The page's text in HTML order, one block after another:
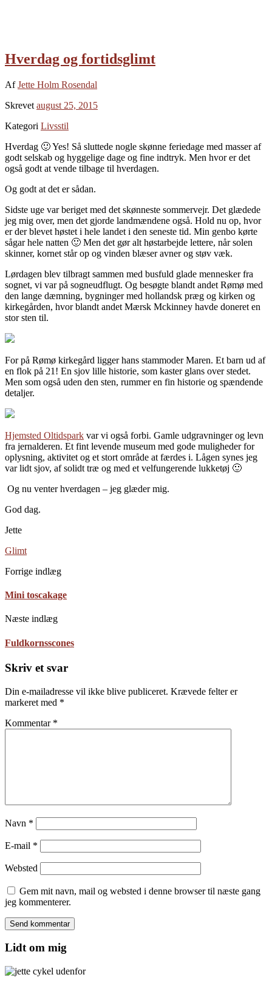
Hverdag og fortidsglimt
AfJette Holm Rosendal
Skrevet august 25, 2015
Kategori Livsstil
Hverdag 🙂 Yes! Så sluttede nogle skønne feriedage med masser af
godt selskab og hyggelige dage og fine indtryk. Men hvor er det
også godt at vende tilbage til hverdagen.
Og godt at det er sådan.
Sidste uge var beriget med det skønneste sommervejr. Det glædede
jeg mig over, men det gjorde landmændene også. Hold nu op, hvor
er der blevet høstet i hele landet i den seneste tid. Min genbo kørte
sågar hele natten 🙂 Men det gør alt høstarbejde lettere, når solen
skinner, kornet står op og vinden blæser avner og støv væk.
Lørdagen blev tilbragt sammen med busfuld glade mennesker fra
sognet, vi var på sogneudflugt. Og besøgte blandt andet Rømø med
den lange dæmning, bygninger med hollandsk præg og kirken og
kirkegården, hvor blandt andet Mærsk Mckinney havde doneret en
stor sten til.
For på Rømø kirkegård ligger hans stammoder Maren. Et barn ud af
en flok på 21! En sjov lille historie, som kaster glans over stedet.
Men som også uden den sten, rummer en fin historie og spændende
detaljer.
Hjemsted Oltidspark var vi også forbi. Gamle udgravninger og levn
fra jernalderen. Et fint levende museum med gode muligheder for
oplysning, aktivitet og et stort område at færdes i. Lågen synes jeg
var lidt sjov, af solidt træ og med et velfungerende lukketøj 🙂
Og nu venter hverdagen – jeg glæder mig.
God dag.
Jette
Glimt
Forrige indlæg
Mini toscakage
Næste indlæg
Fuldkornsscones
Skriv et svar
Din e-mailadresse vil ikke blive publiceret. Krævede felter er
markeret med *
Kommentar *
Navn *
E-mail *
Websted
Gem mit navn, mail og websted i denne browser til næste gang
jeg kommenterer.
Lidt om mig